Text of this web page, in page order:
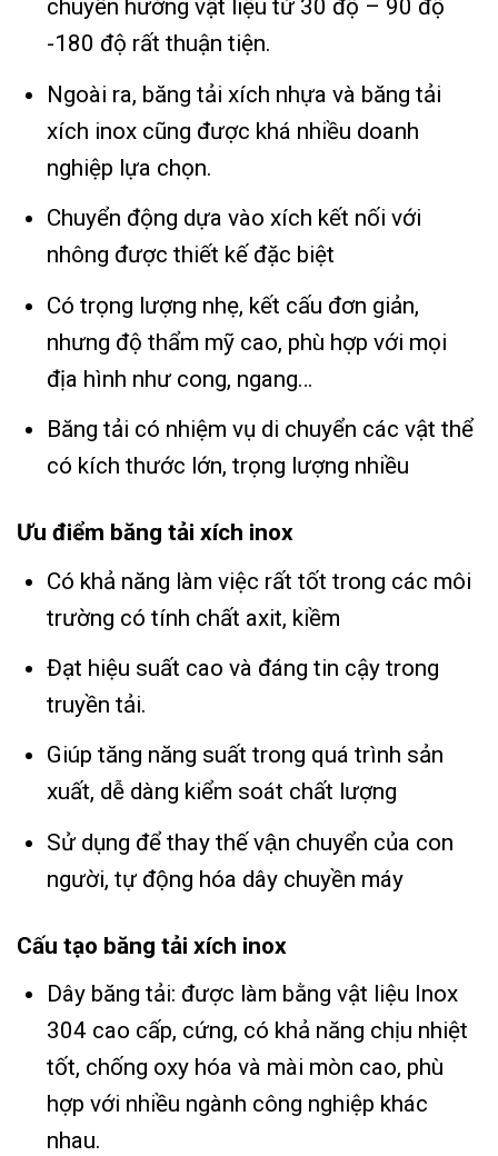
chuyển hướng vật liệu từ 30 độ – 90 độ
-180 độ rất thuận tiện.
Ngoài ra, băng tải xích nhựa và băng tải
xích inox cũng được khá nhiều doanh
nghiệp lựa chọn.
Chuyển động dựa vào xích kết nối với
nhông được thiết kế đặc biệt
Có trọng lượng nhẹ, kết cấu đơn giản,
nhưng độ thẩm mỹ cao, phù hợp với mọi
địa hình như cong, ngang…
Băng tải có nhiệm vụ di chuyển các vật thể
có kích thước lớn, trọng lượng nhiều
Ưu điểm băng tải xích inox
Có khả năng làm việc rất tốt trong các môi
trường có tính chất axit, kiềm
Đạt hiệu suất cao và đáng tin cậy trong
truyền tải.
Giúp tăng năng suất trong quá trình sản
xuất, dễ dàng kiểm soát chất lượng
Sử dụng để thay thế vận chuyển của con
người, tự động hóa dây chuyền máy
Cấu tạo băng tải xích inox
Dây băng tải: được làm bằng vật liệu Inox
304 cao cấp, cứng, có khả năng chịu nhiệt
tốt, chống oxy hóa và mài mòn cao, phù
hợp với nhiều ngành công nghiệp khác
nhau.